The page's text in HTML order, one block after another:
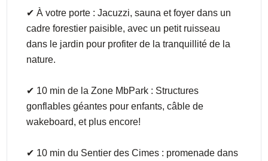
✔ À votre porte : Jacuzzi, sauna et foyer dans un
cadre forestier paisible, avec un petit ruisseau
dans le jardin pour profiter de la tranquillité de la
nature.
✔ 10 min de la Zone MbPark : Structures
gonflables géantes pour enfants, câble de
wakeboard, et plus encore!
✔ 10 min du Sentier des Cimes : promenade dans